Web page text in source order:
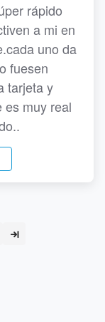
rápido
a mi en
uno da
fuesen
tarjeta y
es muy real